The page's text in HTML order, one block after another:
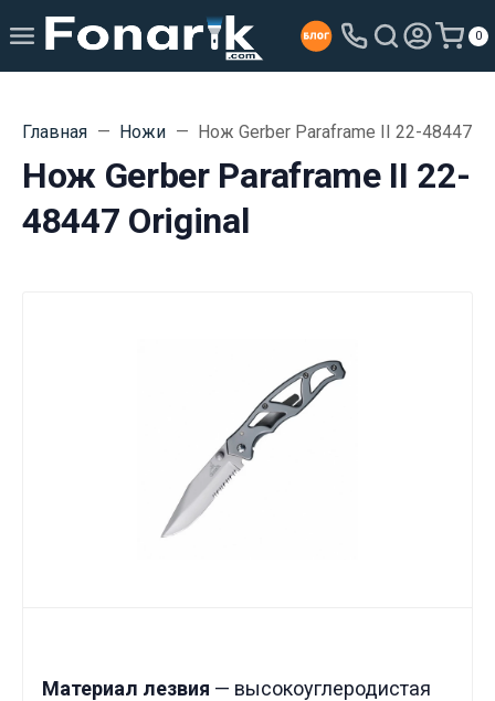
0
Главная Ножи Нож Gerber Paraframe II 22-48447
Нож Gerber Paraframe II 22-
48447 Original
Материал лезвия — высокоуглеродистая